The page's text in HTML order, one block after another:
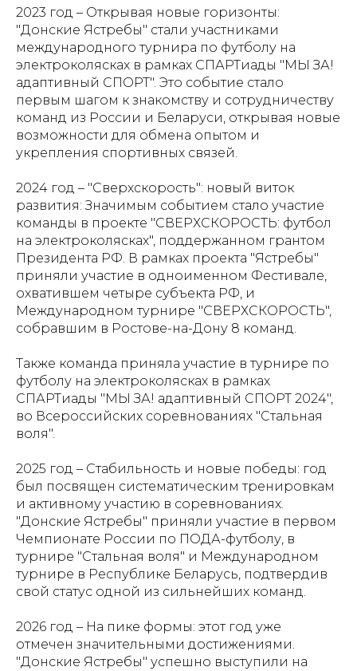
2023 год – Открывая новые горизонты:
"Донские Ястребы" стали участниками
международного турнира по футболу на
электроколясках в рамках СПАРТиады "МЫ ЗА!
адаптивный СПОРТ". Это событие стало
первым шагом к знакомству и сотрудничеству
команд из России и Беларуси, открывая новые
возможности для обмена опытом и
укрепления спортивных связей.
2024 год – "Сверхскорость": новый виток
развития: Значимым событием стало участие
команды в проекте "СВЕРХСКОРОСТЬ: футбол
на электроколясках", поддержанном грантом
Президента РФ. В рамках проекта "Ястребы"
приняли участие в одноименном Фестивале,
охватившем четыре субъекта РФ, и
Международном турнире "СВЕРХСКОРОСТЬ",
собравшим в Ростове-на-Дону 8 команд.
Также команда приняла участие в турнире по
футболу на электроколясках в рамках
СПАРТиады "МЫ ЗА! адаптивный СПОРТ 2024",
во Всероссийских соревнованиях "Стальная
воля".
2025 год – Стабильность и новые победы: год
был посвящен систематическим тренировкам
и активному участию в соревнованиях.
"Донские Ястребы" приняли участие в первом
Чемпионате России по ПОДА-футболу, в
турнире "Стальная воля" и Международном
турнире в Республике Беларусь, подтвердив
свой статус одной из сильнейших команд.
2026 год – На пике формы: этот год уже
отмечен значительными достижениями.
"Донские Ястребы" успешно выступили на